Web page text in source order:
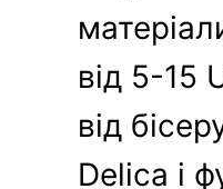
від 5-15
від
Delica і